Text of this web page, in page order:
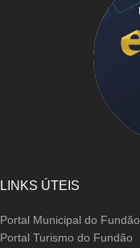
LINKS ÚTEIS
Portal Municipal do Fundão
Portal Turismo do Fundão